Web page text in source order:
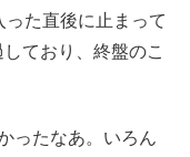
た直後に止まって
ており、終盤のこ
ったなあ。いろん